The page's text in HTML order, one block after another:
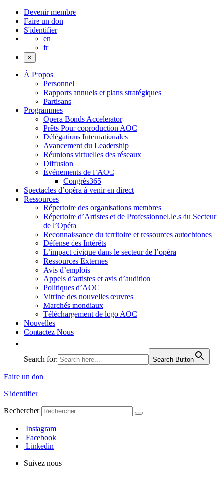
Devenir membre
Faire un don
S'identifier
en
fr
×
À Propos
Personnel
Rapports annuels et plans stratégiques
Partisans
Programmes
Opera Bonds Accelerator
Prêts Pour coproduction AOC
Délégations Internationales
Avancement du Leadership
Réunions virtuelles des réseaux
Diffusion
Événements de l’AOC
Congrès365
Spectacles d’opéra à venir en direct
Ressources
Répertoire des organisations membres
Répertoire d’Artistes et de Professionnel.le.s du Secteur
de l’Opéra
Reconnaissance du territoire et ressources autochtones
Défense des Intérêts
L’impact civique dans le secteur de l’opéra
Ressources Externes
Avis d’emplois
Appels d’artistes et avis d’audition
Politiques d’AOC
Vitrine des nouvelles œuvres
Marchés mondiaux
Téléchargement de logo AOC
Nouvelles
Contactez Nous
Search for: Search Button
Faire un don
S'identifier
Rechercher
Instagram
Facebook
Linkedin
Suivez nous